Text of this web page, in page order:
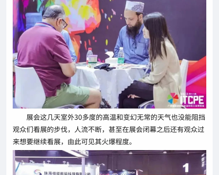
展会这几天室外30多度的高温和变幻无常的天气也没能阻挡
观众们看展的步伐，人流不断，甚至在展会闭幕之后还有观众过
来想要继续看展，由此可见其火爆程度。